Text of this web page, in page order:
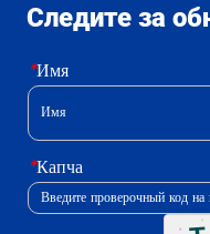
Следите за
*Имя
*Капча